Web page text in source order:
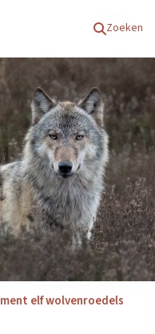
Zoeken
elf wolvenroedels